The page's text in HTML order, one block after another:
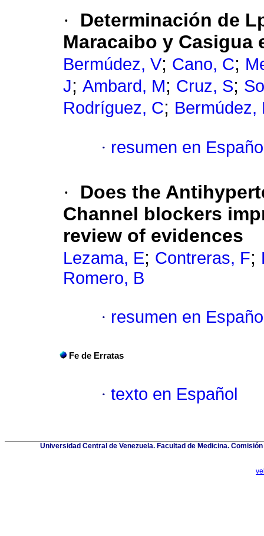
·
Determinación de
Maracaibo y Casigua
Bermúdez, V; Cano, C;
J; Ambard, M; Cruz, S;
Rodríguez, C; Bermúdez,
· resumen en
·
Does the
Channel blockers
review of evidences
Lezama, E; Contreras, F;
Romero, B
· resumen en
Fe de Erratas
· texto en Español
Universidad Central de Venezuela. Facultad de Medicina.